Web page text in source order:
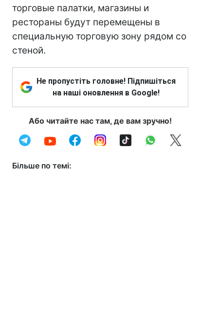
торговые палатки, магазины и
рестораны будут перемещены в
специальную торговую зону рядом со
стеной.
Не пропустіть головне! Підпишіться
на наші оновлення в Google!
Або читайте нас там, де вам зручно!
Більше по темі: